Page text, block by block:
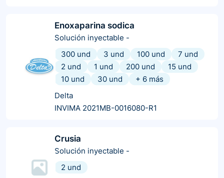
Enoxaparina sodica
Solución inyectable -
300 und
3 und 100 und
7 und
2 und
1 und 200 und
15 und
10 und
30 und + 6 más
Delta
INVIMA 2021MB-0016080-R1
Crusia
Solución inyectable -
2 und